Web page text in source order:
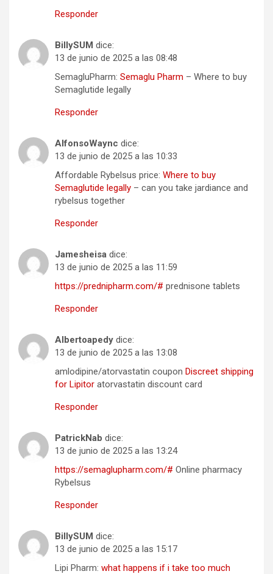
Responder
BillySUM dice:
13 de junio de 2025 a las 08:48
SemagluPharm: Semaglu Pharm – Where to buy
Semaglutide legally
Responder
AlfonsoWaync dice:
13 de junio de 2025 a las 10:33
Affordable Rybelsus price: Where to buy
Semaglutide legally – can you take jardiance and
rybelsus together
Responder
Jamesheisa dice:
13 de junio de 2025 a las 11:59
https://prednipharm.com/# prednisone tablets
Responder
Albertoapedy dice:
13 de junio de 2025 a las 13:08
amlodipine/atorvastatin coupon Discreet shipping
for Lipitor atorvastatin discount card
Responder
PatrickNab dice:
13 de junio de 2025 a las 13:24
https://semaglupharm.com/# Online pharmacy
Rybelsus
Responder
BillySUM dice:
13 de junio de 2025 a las 15:17
Lipi Pharm: what happens if i take too much